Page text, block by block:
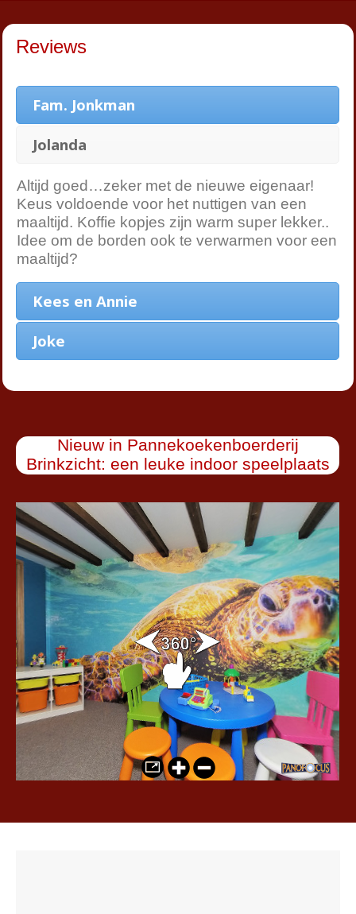
Reviews
Fam. Jonkman
Jolanda
Altijd goed…zeker met de nieuwe eigenaar!
Keus voldoende voor het nuttigen van een
maaltijd. Koffie kopjes zijn warm super lekker..
Idee om de borden ook te verwarmen voor een
maaltijd?
Kees en Annie
Joke
Nieuw in Pannekoekenboerderij
Brinkzicht: een leuke indoor speelplaats